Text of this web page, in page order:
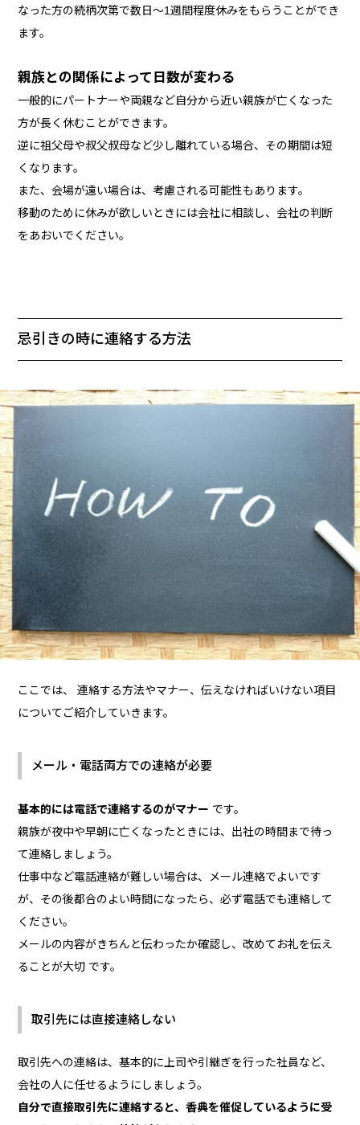
なった方の続柄次第で数日～1週間程度休みをもらうことができ
ます。
親族との関係によって日数が変わる
一般的にパートナーや両親など自分から近い親族が亡くなった
方が長く休むことができます。
逆に祖父母や叔父叔母など少し離れている場合、その期間は短
くなります。
また、会場が遠い場合は、考慮される可能性もあります。
移動のために休みが欲しいときには会社に相談し、会社の判断
をあおいでください。
忌引きの時に連絡する方法
ここでは、 連絡する方法やマナー、伝えなければいけない項目
についてご紹介していきます。
メール・電話両方での連絡が必要
基本的には電話で連絡するのがマナー です。
親族が夜中や早朝に亡くなったときには、出社の時間まで待っ
て連絡しましょう。
仕事中など電話連絡が難しい場合は、メール連絡でよいです
が、その後都合のよい時間になったら、必ず電話でも連絡して
ください。
メールの内容がきちんと伝わったか確認し、改めてお礼を伝え
ることが大切 です。
取引先には直接連絡しない
取引先への連絡は、基本的に上司や引継ぎを行った社員など、
会社の人に任せるようにしましょう。
自分で直接取引先に連絡すると、香典を催促しているように受